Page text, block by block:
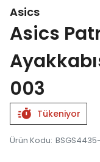
Asics
Asics
003
Tükeniyor
Ürün Kodu: